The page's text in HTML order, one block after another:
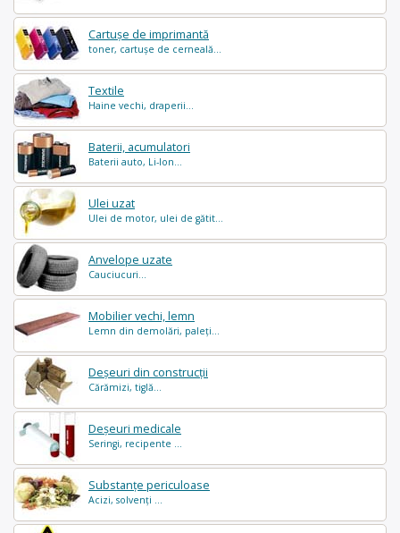
Cartușe de imprimantă
toner, cartușe de cerneală...
Textile
Haine vechi, draperii...
Baterii, acumulatori
Baterii auto, Li-Ion...
Ulei uzat
Ulei de motor, ulei de gătit...
Anvelope uzate
Cauciucuri...
Mobilier vechi, lemn
Lemn din demolări, paleți...
Deșeuri din construcții
Cărămizi, tiglă...
Deșeuri medicale
Seringi, recipente ...
Substanțe periculoase
Acizi, solvenți ...